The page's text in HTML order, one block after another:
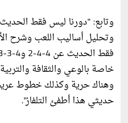
وتابع: "دورنا ليس فقط
وتحليل أساليب اللعب وشرح
خاصة بالوعي والثقافة
وهناك حرية وكذلك خطوط
حديثي هذا أطفئ التلفاز".